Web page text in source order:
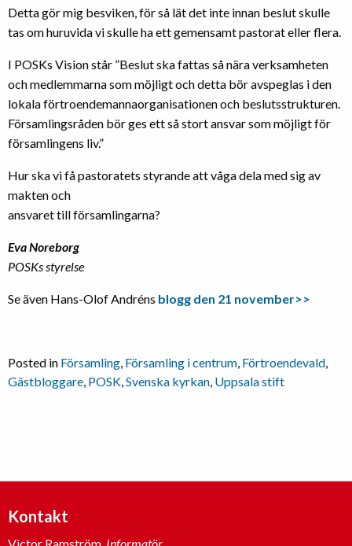
Detta gör mig besviken, för så lät det inte innan beslut skulle
tas om huruvida vi skulle ha ett gemensamt pastorat eller flera.
I POSKs Vision står ”Beslut ska fattas så nära verksamheten
och medlemmarna som möjligt och detta bör avspeglas i den
lokala förtroendemannaorganisationen och beslutsstrukturen.
Församlingsråden bör ges ett så stort ansvar som möjligt för
församlingens liv.”
Hur ska vi få pastoratets styrande att våga dela med sig av
makten och
ansvaret till församlingarna?
Eva Noreborg
POSKs styrelse
Se även Hans-Olof Andréns blogg den 21 november>>
Posted in Församling, Församling i centrum, Förtroendevald,
Gästbloggare, POSK,Svenska kyrkan, Uppsala stift
Kontakt